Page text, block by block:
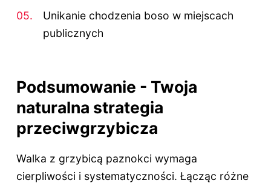
Unikanie chodzenia boso w miejscach
publicznych
Podsumowanie - Twoja
naturalna strategia
przeciwgrzybicza
Walka z grzybicą paznokci wymaga
cierpliwości i systematyczności. Łącząc różne